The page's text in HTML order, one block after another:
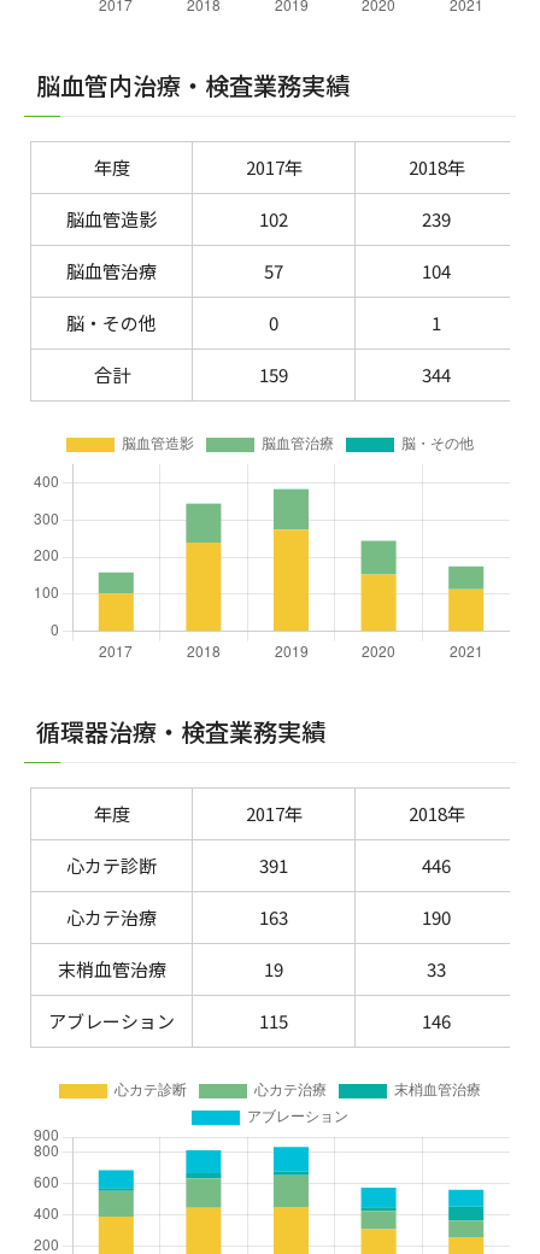
脳血管内治療・検査業務実績
年度 2017年 2018年
脳血管造影 102 239
脳血管治療 57 104
脳・その他 0 1
合計 159 344
循環器治療・検査業務実績
年度 2017年 2018年
心カテ診断 391 446
心カテ治療 163 190
末梢血管治療 19 33
アブレーション 115 146